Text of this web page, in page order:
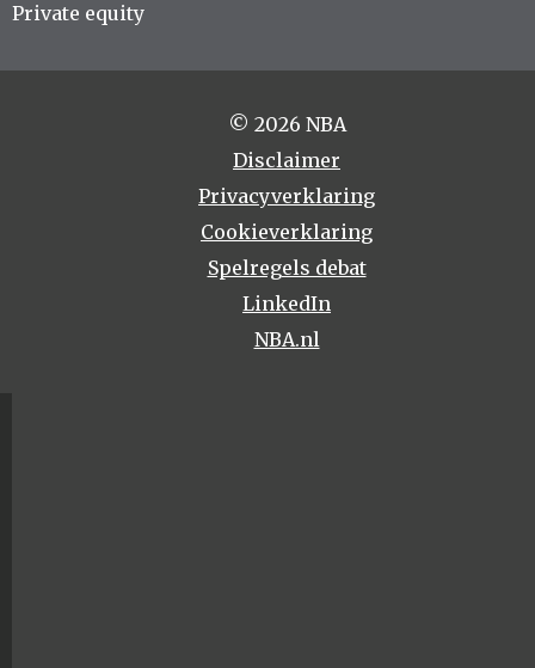
Private equity
© 2026 NBA
Disclaimer
Privacyverklaring
Cookieverklaring
Spelregels debat
LinkedIn
NBA.nl